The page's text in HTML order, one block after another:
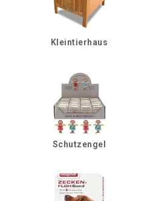
Kleintierhaus
Schutzengel